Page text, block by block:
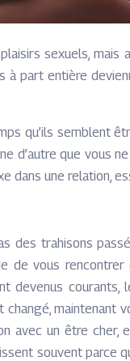
sexuels, mais
à part entière
qu’ils semblent
d’autre que vous
dans une relation,
des trahisons
de vous
devenus
maintenant
avec un être
souvent parce